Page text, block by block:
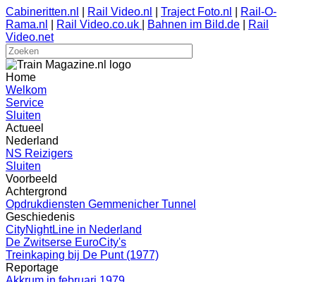
Cabineritten.nl Rail Video.nl Traject Foto.nl
Rail-O-
Rama.nl
Rail Video.co.uk Bahnen im Bild.de
Rail
Video.net
Home
Welkom
Service
Sluiten
Actueel
Nederland
NS Reizigers
Sluiten
Voorbeeld
Achtergrond
Opdrukdiensten Gemmenicher Tunnel
Geschiedenis
CityNightLine in Nederland
De Zwitserse EuroCity's
Treinkaping bij De Punt (1977)
Reportage